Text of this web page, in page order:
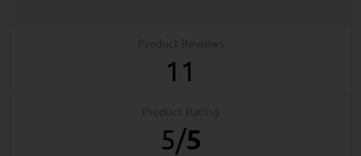
11
5/5